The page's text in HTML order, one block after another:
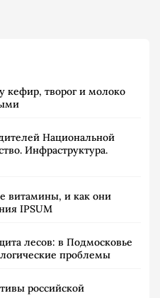
кефир, творог и молоко
Национальной
Инфраструктура.
витамины, и как они
IPSUM
лесов: в Подмосковье
проблемы
российской